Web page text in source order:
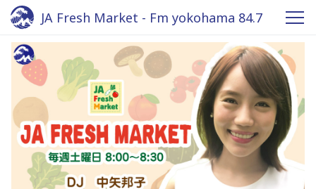
JA Fresh Market - Fm yokohama 84.7